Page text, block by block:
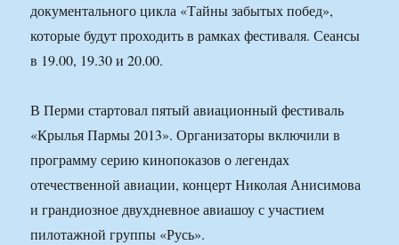
документального цикла «Тайны забытых побед»,
которые будут проходить в рамках фестиваля. Сеансы
в 19.00, 19.30 и 20.00.
В Перми стартовал пятый авиационный фестиваль
«Крылья Пармы 2013». Организаторы включили в
программу серию кинопоказов о легендах
отечественной авиации, концерт Николая Анисимова
и грандиозное двухдневное авиашоу с участием
пилотажной группы «Русь».